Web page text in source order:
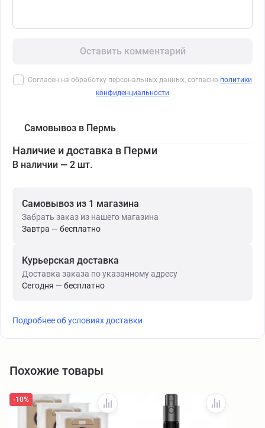
Оставить комментарий
Согласен на обработку персональных данных, согласно политики
конфиденциальности
Самовывоз в Пермь
Наличие и доставка в Перми
В наличии — 2 шт.
Самовывоз из 1 магазина
Забрать заказ из нашего магазина
Завтра — бесплатно
Курьерская доставка
Доставка заказа по указанному адресу
Сегодня — бесплатно
Подробнее об условиях доставки
Похожие товары
-10%